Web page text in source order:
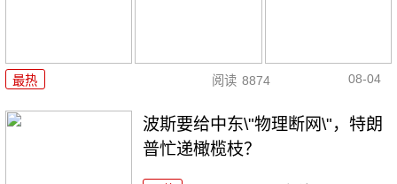
最热 阅读 8874 08-04
波斯要给中东\"物理断网\"，特朗
普忙递橄榄枝？